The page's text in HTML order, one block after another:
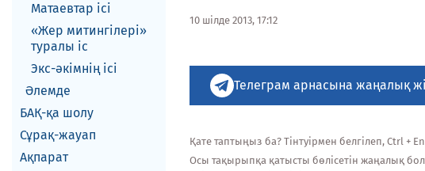
Матаевтар ici
«Жер митингілері»
туралы іс
Экс-әкiмнiң iсi
Әлемде
БАҚ-қа шолу
Сұрақ-жауап
Ақпарат
10 шілде 2013, 17:12
Телеграм арнасына жаңалық
Қате таптыңыз ба? Тінтуірмен белгілеп, Ctrl +
Осы тақырыпқа қатысты бөлісетін жаңалық